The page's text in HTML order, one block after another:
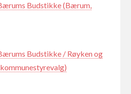
Budstikke (Bærum,
Budstikke / Røyken og